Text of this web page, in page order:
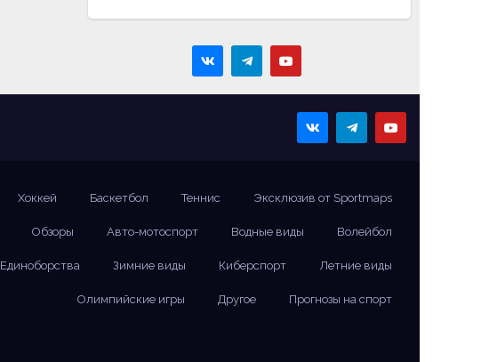
Хоккей Баскетбол Теннис Эксклюзив от Sportmaps
Обзоры Авто-мотоспорт Водные виды Волейбол
Единоборства Зимние виды Киберспорт Летние виды
Олимпийские игры Другое Прогнозы на спорт